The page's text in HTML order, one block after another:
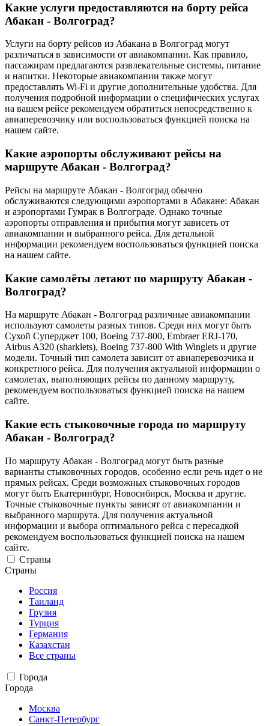
Какие услуги предоставляются на борту рейса
Абакан - Волгоград?
Услуги на борту рейсов из Абакана в Волгоград могут
различаться в зависимости от авиакомпании. Как правило,
пассажирам предлагаются развлекательные системы, питание
и напитки. Некоторые авиакомпании также могут
предоставлять Wi-Fi и другие дополнительные удобства. Для
получения подробной информации о специфических услугах
на вашем рейсе рекомендуем обратиться непосредственно к
авиаперевозчику или воспользоваться функцией поиска на
нашем сайте.
Какие аэропорты обслуживают рейсы на
маршруте Абакан - Волгоград?
Рейсы на маршруте Абакан - Волгоград обычно
обслуживаются следующими аэропортами в Абакане: Абакан
и аэропортами Гумрак в Волгограде. Однако точные
аэропорты отправления и прибытия могут зависеть от
авиакомпании и выбранного рейса. Для детальной
информации рекомендуем воспользоваться функцией поиска
на нашем сайте.
Какие самолёты летают по маршруту Абакан -
Волгоград?
На маршруте Абакан - Волгоград различные авиакомпании
используют самолеты разных типов. Среди них могут быть
Сухой Суперджет 100, Boeing 737-800, Embraer ERJ-170,
Airbus A320 (sharklets), Boeing 737-800 With Winglets и другие
модели. Точный тип самолета зависит от авиаперевозчика и
конкретного рейса. Для получения актуальной информации о
самолетах, выполняющих рейсы по данному маршруту,
рекомендуем воспользоваться функцией поиска на нашем
сайте.
Какие есть стыковочные города по маршруту
Абакан - Волгоград?
По маршруту Абакан - Волгоград могут быть разные
варианты стыковочных городов, особенно если речь идет о не
прямых рейсах. Среди возможных стыковочных городов
могут быть Екатеринбург, Новосибирск, Москва и другие.
Точные стыковочные пункты зависят от авиакомпании и
выбранного маршрута. Для получения актуальной
информации и выбора оптимального рейса с пересадкой
рекомендуем воспользоваться функцией поиска на нашем
сайте.
Страны
Страны
Россия
Таиланд
Грузия
Турция
Германия
Казахстан
Все страны
Города
Города
Москва
Санкт-Петербург